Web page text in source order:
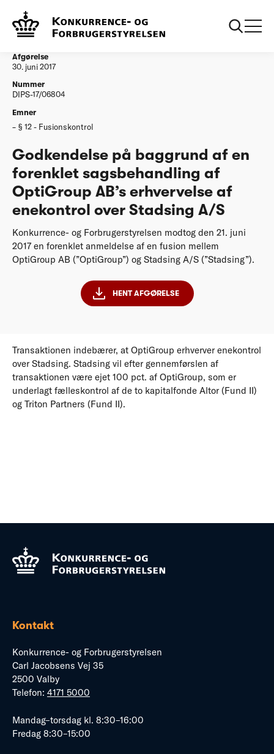
Afgørelser
erhvervelse af enekontrol over Stadsing AS
Afgørelse
30. juni 2017
Nummer
DIPS-17/06804
Emner
§ 12 - Fusionskontrol
Godkendelse på baggrund af en
forenklet sagsbehandling af
OptiGroup AB’s erhvervelse af
enekontrol over Stadsing A/S
Konkurrence- og Forbrugerstyrelsen modtog den 21. juni
2017 en forenklet anmeldelse af en fusion mellem
OptiGroup AB (”OptiGroup”) og Stadsing A/S (”Stadsing”).
HENT AFGØRELSE
Transaktionen indebærer, at OptiGroup erhverver enekontrol
over Stadsing. Stadsing vil efter gennemførslen af
transaktionen være ejet 100 pct. af OptiGroup, som er
underlagt fælleskontrol af de to kapitalfonde Altor (Fund II)
og Triton Partners (Fund II).
Kontakt
Konkurrence- og Forbrugerstyrelsen
Carl Jacobsens Vej 35
2500 Valby
Telefon: 4171 5000
Mandag–torsdag kl. 8:30–16:00
Fredag 8:30–15:00